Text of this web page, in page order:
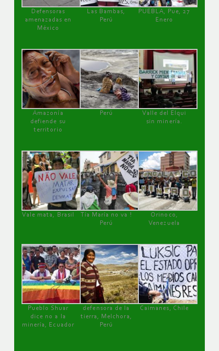
Defensoras
amenazadas en
México
Las Bambas,
Perú
PUEBLA, Pue, 27
Enero
Amazonía
defiende su
territorio
Perú
Valle del Elqui
sin minería.
Vale mata, Brasil
Tía María no va !
Perú
Orinoco,
Venezuela
Pueblo Shuar
dice no a la
minería, Ecuador
defensora de la
tierra, Melchora,
Perú
Caimanes, Chile